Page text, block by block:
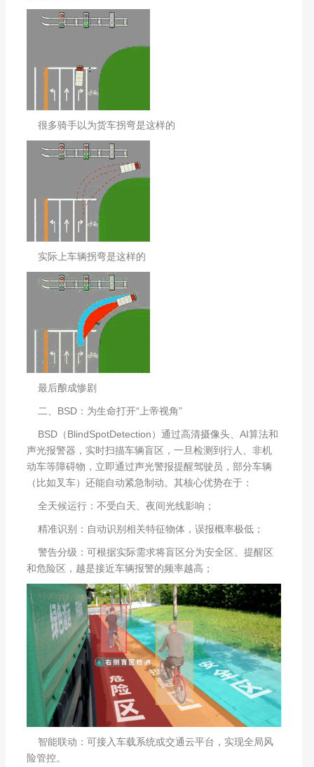
很多骑手以为货车拐弯是这样的
实际上车辆拐弯是这样的
最后酿成惨剧
二、BSD：为生命打开“上帝视角”
BSD（BlindSpotDetection）通过高清摄像头、AI算法和
声光报警器，实时扫描车辆盲区，一旦检测到行人、非机
动车等障碍物，立即通过声光警报提醒驾驶员，部分车辆
（比如叉车）还能自动紧急制动。其核心优势在于：
全天候运行：不受白天、夜间光线影响；
精准识别：自动识别相关特征物体，误报概率极低；
警告分级：可根据实际需求将盲区分为安全区、提醒区
和危险区，越是接近车辆报警的频率越高；
智能联动：可接入车载系统或交通云平台，实现全局风
险管控。